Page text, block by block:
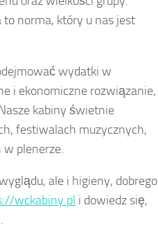
to norma, który u nas jest
wydatki w
i ekonomiczne rozwiązanie,
kabiny świetnie
festiwalach muzycznych,
plenerze.
ale i higieny, dobrego
wckabiny.pl i dowiedz się,